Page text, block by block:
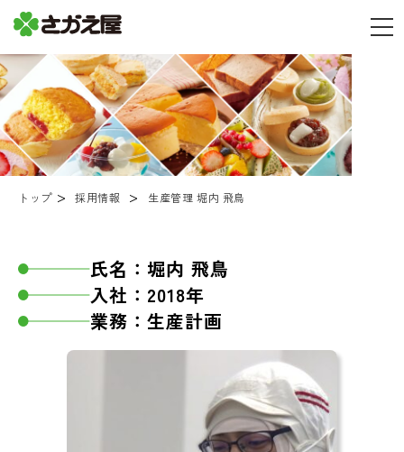
経営理念
会社概要
沿革
なんばん往来
採用情報
お知らせ・お問合せ
トップ> 採用情報 > 生産管理 堀内 飛鳥
氏名：堀内 飛鳥
入社：2018年
業務：生産計画